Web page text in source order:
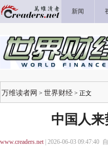
新闻
万维读者网 > 世界财经 > 正文
中国人
www.creaders.net| 2026-06-03 09:47:40